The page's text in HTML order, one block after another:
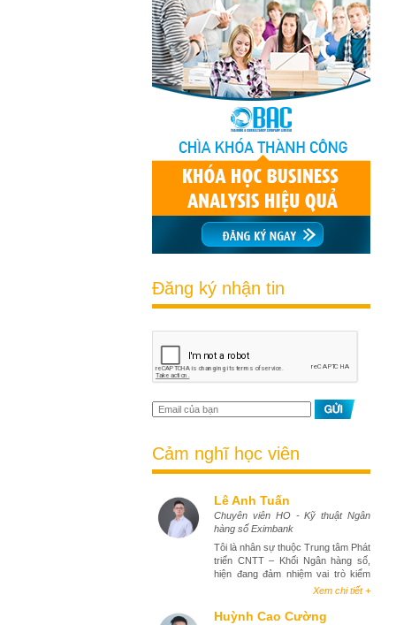
Đăng ký nhận tin
Cảm nghĩ học viên
Lê Anh Tuấn
Chuyên viên HO - Kỹ thuật Ngân
hàng số Eximbank
Tôi là nhân sự thuộc Trung tâm Phát
triển CNTT – Khối Ngân hàng số,
hiện đang đảm nhiệm vai trò kiểm
thử phần mềm (tester). Việc tham
mang lại cho tôi góc nhìn toàn diện
Xem chi tiết +
Huỳnh Cao Cường